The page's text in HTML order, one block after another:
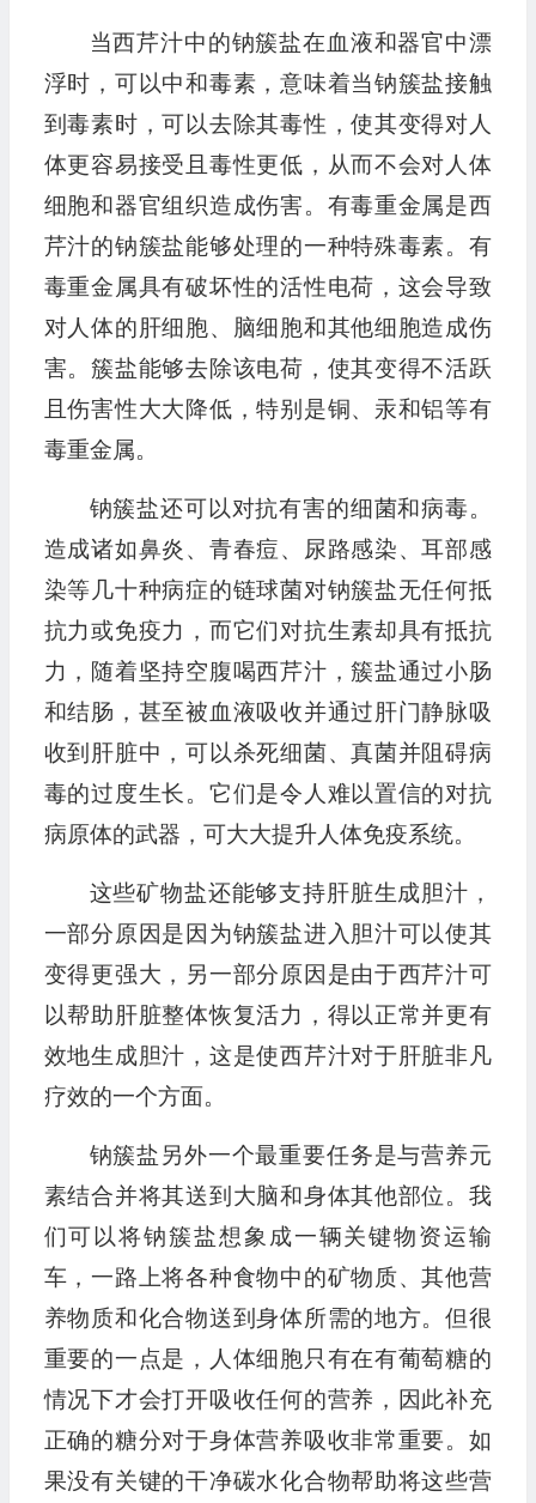
当西芹汁中的钠簇盐在血液和器官中漂
浮时，可以中和毒素，意味着当钠簇盐接触
到毒素时，可以去除其毒性，使其变得对人
体更容易接受且毒性更低，从而不会对人体
细胞和器官组织造成伤害。有毒重金属是西
芹汁的钠簇盐能够处理的一种特殊毒素。有
毒重金属具有破坏性的活性电荷，这会导致
对人体的肝细胞、脑细胞和其他细胞造成伤
害。簇盐能够去除该电荷，使其变得不活跃
且伤害性大大降低，特别是铜、汞和铝等有
毒重金属。
钠簇盐还可以对抗有害的细菌和病毒。
造成诸如鼻炎、青春痘、尿路感染、耳部感
染等几十种病症的链球菌对钠簇盐无任何抵
抗力或免疫力，而它们对抗生素却具有抵抗
力，随着坚持空腹喝西芹汁，簇盐通过小肠
和结肠，甚至被血液吸收并通过肝门静脉吸
收到肝脏中，可以杀死细菌、真菌并阻碍病
毒的过度生长。它们是令人难以置信的对抗
病原体的武器，可大大提升人体免疫系统。
这些矿物盐还能够支持肝脏生成胆汁，
一部分原因是因为钠簇盐进入胆汁可以使其
变得更强大，另一部分原因是由于西芹汁可
以帮助肝脏整体恢复活力，得以正常并更有
效地生成胆汁，这是使西芹汁对于肝脏非凡
疗效的一个方面。
钠簇盐另外一个最重要任务是与营养元
素结合并将其送到大脑和身体其他部位。我
们可以将钠簇盐想象成一辆关键物资运输
车，一路上将各种食物中的矿物质、其他营
养物质和化合物送到身体所需的地方。但很
重要的一点是，人体细胞只有在有葡萄糖的
情况下才会打开吸收任何的营养，因此补充
正确的糖分对于身体营养吸收非常重要。如
果没有关键的干净碳水化合物帮助将这些营